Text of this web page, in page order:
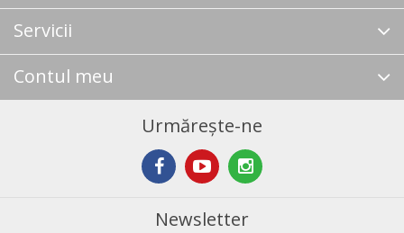
Servicii
Contul meu
Urmărește-ne
Newsletter